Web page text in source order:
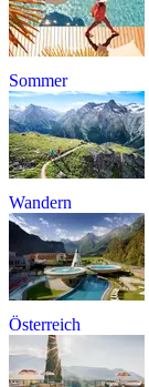
Sommer
Wandern
Österreich